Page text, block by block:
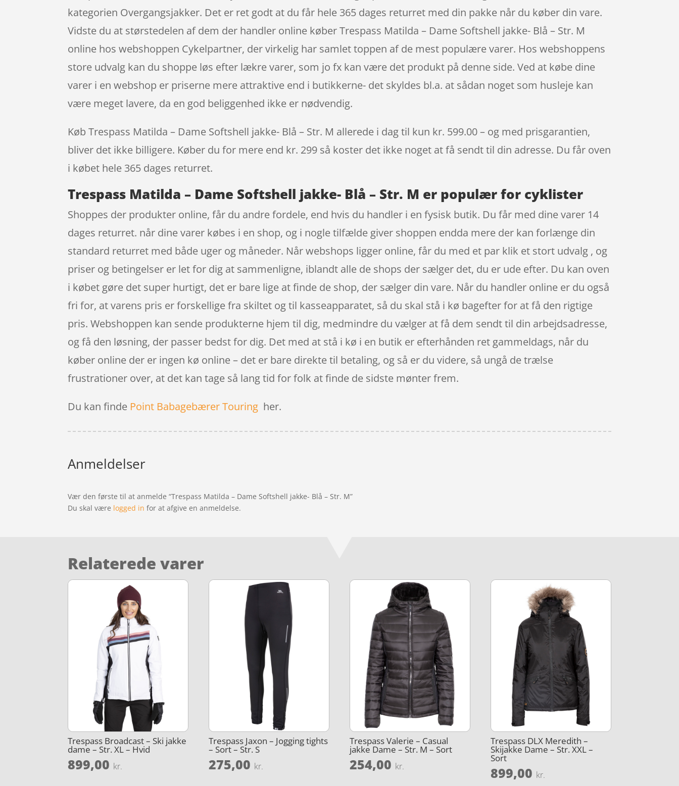
kategorien Overgangsjakker. Det er ret godt at du får hele 365 dages returret med din pakke når du køber din vare.
Vidste du at størstedelen af dem der handler online køber Trespass Matilda – Dame Softshell jakke- Blå – Str. M
online hos webshoppen Cykelpartner, der virkelig har samlet toppen af de mest populære varer. Hos webshoppens
store udvalg kan du shoppe løs efter lækre varer, som jo fx kan være det produkt på denne side. Ved at købe dine
varer i en webshop er priserne mere attraktive end i butikkerne- det skyldes bl.a. at sådan noget som husleje kan
være meget lavere, da en god beliggenhed ikke er nødvendig.
Køb Trespass Matilda – Dame Softshell jakke- Blå – Str. M allerede i dag til kun kr. 599.00 – og med prisgarantien,
bliver det ikke billigere. Køber du for mere end kr. 299 så koster det ikke noget at få sendt til din adresse. Du får oven
i købet hele 365 dages returret.
Trespass Matilda – Dame Softshell jakke- Blå – Str. M er populær for cyklister
Shoppes der produkter online, får du andre fordele, end hvis du handler i en fysisk butik. Du får med dine varer 14
dages returret. når dine varer købes i en shop, og i nogle tilfælde giver shoppen endda mere der kan forlænge din
standard returret med både uger og måneder. Når webshops ligger online, får du med et par klik et stort udvalg , og
priser og betingelser er let for dig at sammenligne, iblandt alle de shops der sælger det, du er ude efter. Du kan oven
i købet gøre det super hurtigt, det er bare lige at finde de shop, der sælger din vare. Når du handler online er du også
fri for, at varens pris er forskellige fra skiltet og til kasseapparatet, så du skal stå i kø bagefter for at få den rigtige
pris. Webshoppen kan sende produkterne hjem til dig, medmindre du vælger at få dem sendt til din arbejdsadresse,
og få den løsning, der passer bedst for dig. Det med at stå i kø i en butik er efterhånden ret gammeldags, når du
køber online der er ingen kø online – det er bare direkte til betaling, og så er du videre, så ungå de trælse
frustrationer over, at det kan tage så lang tid for folk at finde de sidste mønter frem.
Du kan finde Point Babagebærer Touring her.
Anmeldelser
Vær den første til at anmelde “Trespass Matilda – Dame Softshell jakke- Blå – Str. M”
Du skal være logged in for at afgive en anmeldelse.
Relaterede varer
Trespass Broadcast – Ski jakke
dame – Str. XL – Hvid
899,00 kr.
Trespass Jaxon – Jogging tights
– Sort – Str. S
275,00 kr.
Trespass Valerie – Casual
jakke Dame – Str. M – Sort
254,00 kr.
Trespass DLX Meredith –
Skijakke Dame – Str. XXL –
Sort
899,00 kr.